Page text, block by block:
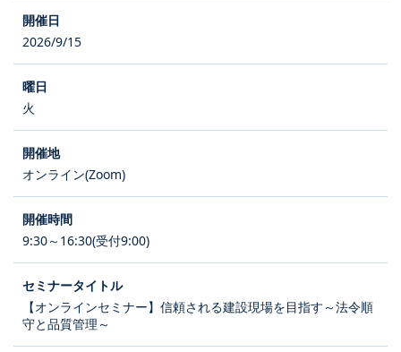
2026/9/15
火
オンライン(Zoom)
9:30～16:30(受付9:00)
【オンラインセミナー】信頼される建設現場を目指す～法令順
守と品質管理～